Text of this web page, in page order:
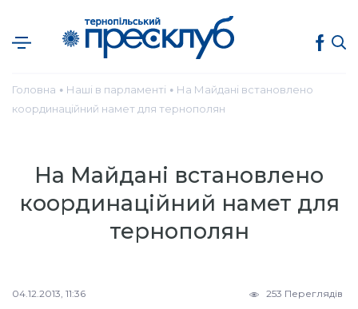
Головна ● Наші в парламенті ● На Майдані встановлено
координаційний намет для тернополян
На Майдані встановлено
координаційний намет для
тернополян
04.12.2013, 11:36 253 Переглядів